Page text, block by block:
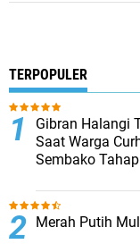
TERPOPULER
Gibran Halangi
Saat Warga
Sembako
Merah Putih